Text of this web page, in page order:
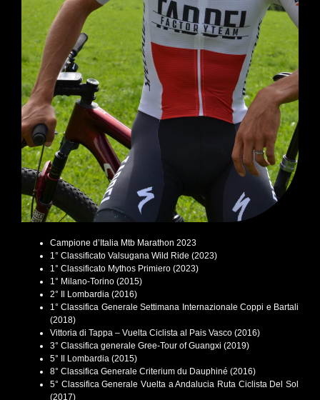
Campione d’Italia Mtb Marathon 2023
1° Classificato Valsugana Wild Ride (2023)
1° Classificato Mythos Primiero (2023)
1° Milano-Torino (2015)
2° Il Lombardia (2016)
1° Classifica Generale Settimana Internazionale Coppi e Bartali
(2018)
Vittoria di Tappa – Vuelta Ciclista al Pais Vasco (2016)
3° Classifica generale Gree-Tour of Guangxi (2019)
5° Il Lombardia (2015)
8° Classifica Generale Criterium du Dauphiné (2016)
5° Classifica Generale Vuelta a Andalucia Ruta Ciclista Del Sol
(2017)